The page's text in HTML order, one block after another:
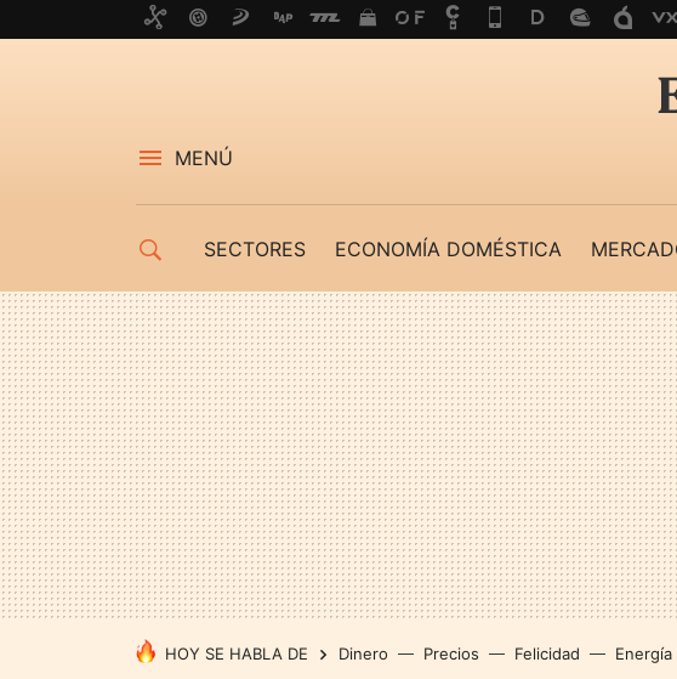
MENÚ
SECTORES ECONOMÍA DOMÉSTICA
HOY SE HABLA DE Dinero Precios Felicidad Energía